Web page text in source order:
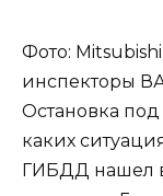
Фото:
инспекторы
Остановка под
каких
ГИБДД нашел